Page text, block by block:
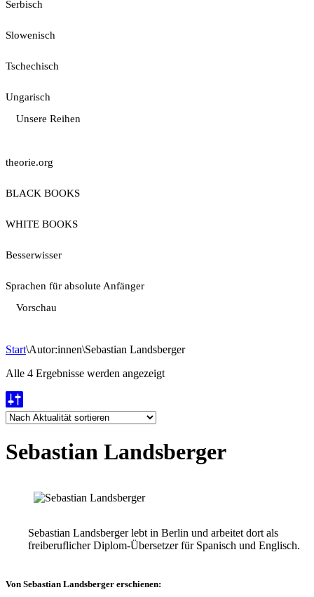
Serbisch
Slowenisch
Tschechisch
Ungarisch
Unsere Reihen
theorie.org
BLACK BOOKS
WHITE BOOKS
Besserwisser
Sprachen für absolute Anfänger
Vorschau
Start\Autor:innen\Sebastian Landsberger
Alle 4 Ergebnisse werden angezeigtNach
Sebastian Landsberger
Sebastian Landsberger lebt in Berlin und arbeitet dort als
freiberuflicher Diplom-Übersetzer für Spanisch und Englisch.
Von Sebastian Landsberger erschienen: